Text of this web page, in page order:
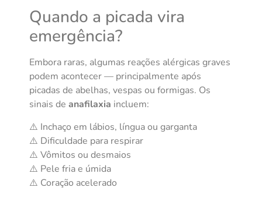
Quando a picada vira
emergência?
Embora raras, algumas reações alérgicas graves
podem acontecer — principalmente após
picadas de abelhas, vespas ou formigas. Os
sinais de anafilaxia incluem:
⚠️ Inchaço em lábios, língua ou garganta
⚠️ Dificuldade para respirar
⚠️ Vômitos ou desmaios
⚠️ Pele fria e úmida
⚠️ Coração acelerado